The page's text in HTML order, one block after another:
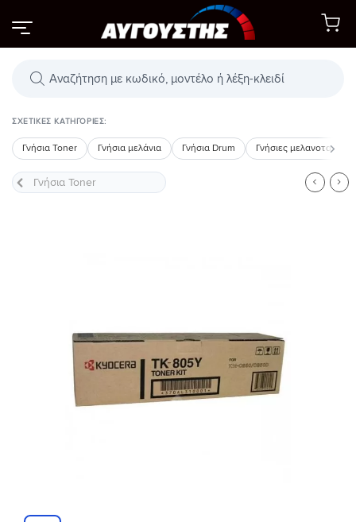
στο
περιεχόμενο
Αναζήτηση
ΣΧΕΤΙΚΈΣ ΚΑΤΗΓΟΡΊΕΣ:
Γνήσια Toner Γνήσια μελάνια Γνήσια Drum Γνήσιες μελανοταινίες